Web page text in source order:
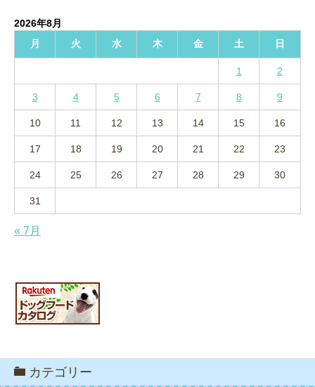
ブ
2026年8月
月
火 水 木 金 土 日
1 2
3 4 5 6 7 8 9
10 11 12 13 14 15 16
17 18 19 20 21 22 23
24 25 26 27 28 29 30
31
« 7月
カテゴリー